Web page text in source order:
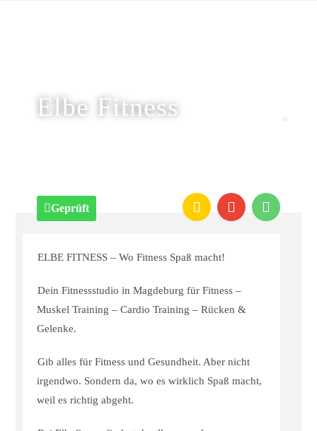
Elbe Fitness
Geprüft
ELBE FITNESS – Wo Fitness Spaß macht!
Dein Fitnessstudio in Magdeburg für Fitness –
Muskel Training – Cardio Training – Rücken &
Gelenke.
Gib alles für Fitness und Gesundheit. Aber nicht
irgendwo. Sondern da, wo es wirklich Spaß macht,
weil es richtig abgeht.